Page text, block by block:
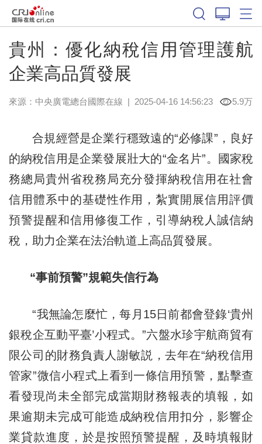
貴州：優化納稅信用管理護航
企業高品質發展
來源：中央廣電總台國際在線 | 2025-04-16 14:56:23 5.9万
合規經營是企業行穩致遠的“必修課”，良好
的納稅信用是企業發展壯大的“金名片”。國家稅
務總局貴州省稅務局充分發揮納稅信用在社會
信用體系中的基礎性作用，紮實開展信用評價
預警提醒和信用修復工作，引導納稅人誠信納
稅，助力企業在法治軌道上高品質發展。
“事前預警”規範失信行為
“我無論怎麼忙，每月15日前都會登錄‘貴州
銀稅企互動平臺’小程式。”六盤水珍宇航商貿有
限公司的財務負責人謝敏説，去年在“納稅信用
管家”微信小程式上看到一條信用預警，點擊查
看發現尚未全部完成當期財務報表的填報，如
果逾期未完成可能造成納稅信用扣分，影響企
業貸款進度，於是按照預警提醒，及時填報財